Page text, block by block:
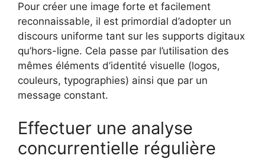
Pour créer une image forte et facilement
reconnaissable, il est primordial d’adopter un
discours uniforme tant sur les supports digitaux
qu’hors-ligne. Cela passe par l’utilisation des
mêmes éléments d’identité visuelle (logos,
couleurs, typographies) ainsi que par un
message constant.
Effectuer une analyse
concurrentielle régulière